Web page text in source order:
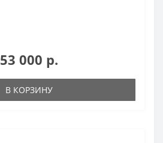
53 000 р.
В КОРЗИНУ